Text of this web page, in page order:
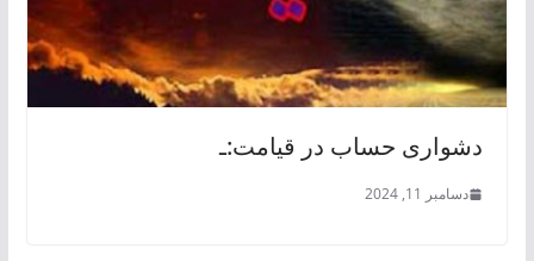
دشواری حساب در قیامت:ـ
دسامبر 11, 2024